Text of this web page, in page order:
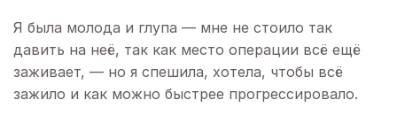
Я была молода и глупа — мне не стоило так
давить на неё, так как место операции всё ещё
заживает, — но я спешила, хотела, чтобы всё
зажило и как можно быстрее прогрессировало.